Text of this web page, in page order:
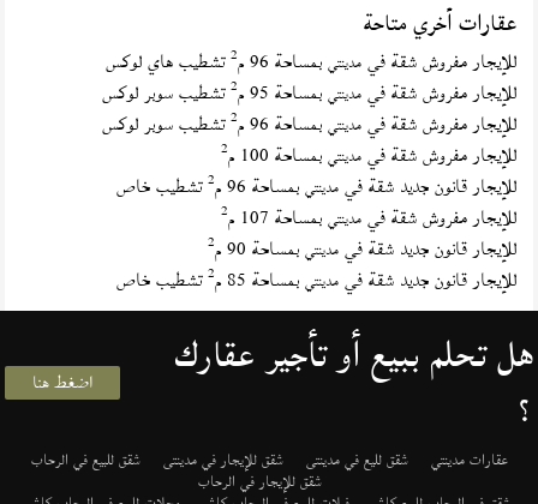
عقارات أخري متاحة
للإيجار مفروش شقة فيمدينتي بمساحة 96 م 2تشطيب هاي لوكس
للإيجار مفروش شقة فيمدينتي بمساحة 95 م 2تشطيب سوبر لوكس
للإيجار مفروش شقة فيمدينتي بمساحة 96 م 2تشطيب سوبر لوكس
للإيجار مفروش شقة فيمدينتي بمساحة 100 م 2
للإيجار قانون جديد شقة فيمدينتي بمساحة 96 م 2تشطيب خاص
للإيجار مفروش شقة فيمدينتي بمساحة 107 م 2
للإيجار قانون جديد شقة فيمدينتي بمساحة 90 م 2
للإيجار قانون جديد شقة فيمدينتي بمساحة 85 م 2تشطيب خاص
هل تحلم ببيع أو تأجير عقارك
؟ اضغط هنا
عقارات مدينتي شقق لليع في مدينتى شقق للإيجار في مدينتى شقق للبيع في الرحاب
شقق للإيجار في الرحاب